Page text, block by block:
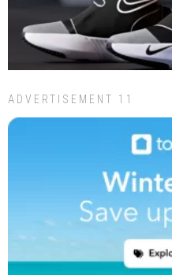
ADVERTISEMENT 11